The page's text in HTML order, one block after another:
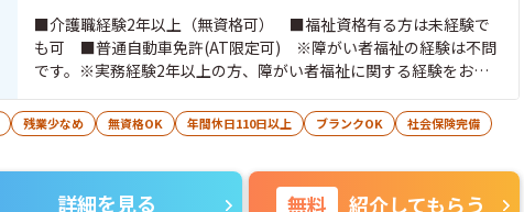
■介護職経験2年以上（無資格可） ■福祉資格有る方は未経験で
も可 ■普通自動車免許(AT限定可) ※障がい者福祉の経験は不問
です。※実務経験2年以上の方、障がい者福祉に関する経験をお持
ちの方大歓迎
残業少なめ 無資格OK 年間休日110日以上 ブランクOK
社会保険完備
詳細を見る 無料 紹介してもらう